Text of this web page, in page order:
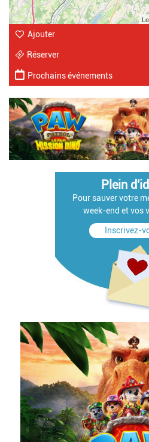
Ajouter
Réserver
Prochains événements
Plein
Pour sauver votre
week-end et vos
Inscrivez-